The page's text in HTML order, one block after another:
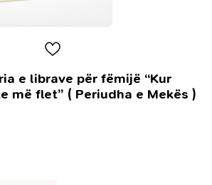
e librave për fëmijë “Kur
më flet” ( Periudha e Mekës )